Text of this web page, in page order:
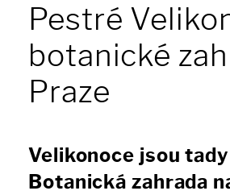
Pestré
botanické
Praze
Velikonoce jsou tady
Botanická zahrada